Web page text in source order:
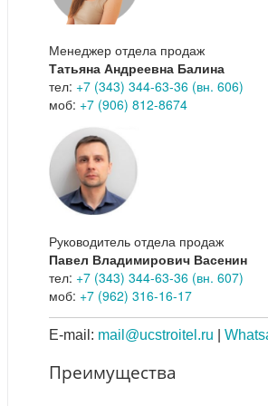
Менеджер отдела продаж
Татьяна Андреевна Балина
тел: +7 (343) 344-63-36 (вн. 606)
моб: +7 (906) 812-8674
Руководитель отдела продаж
Павел Владимирович Васенин
тел: +7 (343) 344-63-36 (вн. 607)
моб: +7 (962) 316-16-17
E-mail: mail@ucstroitel.ru
Преимущества